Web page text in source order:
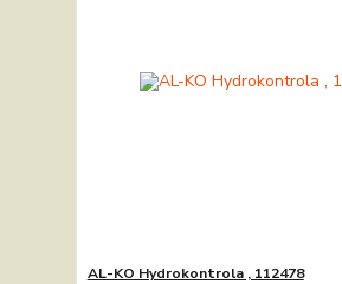
AL-KO Hydrokontrola , 112478